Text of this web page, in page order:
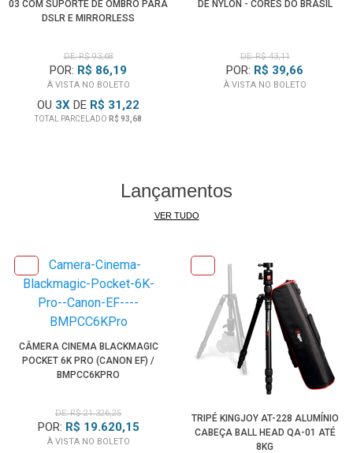
03 COM SUPORTE DE OMBRO PARA
DSLR E MIRRORLESS
DE: R$ 93,68
POR: R$ 86,19
À VISTA NO BOLETO
OU 3X DE R$ 31,22
TOTAL PARCELADO R$ 93,68
DE NYLON - CORES DO BRASIL
DE: R$ 43,11
POR: R$ 39,66
À VISTA NO BOLETO
Lançamentos
VER TUDO
CÂMERA CINEMA BLACKMAGIC
POCKET 6K PRO (CANON EF) /
BMPCC6KPRO
DE: R$ 21.326,25
POR: R$ 19.620,15
À VISTA NO BOLETO
TRIPÉ KINGJOY AT-228 ALUMÍNIO
CABEÇA BALL HEAD QA-01 ATÉ
8KG